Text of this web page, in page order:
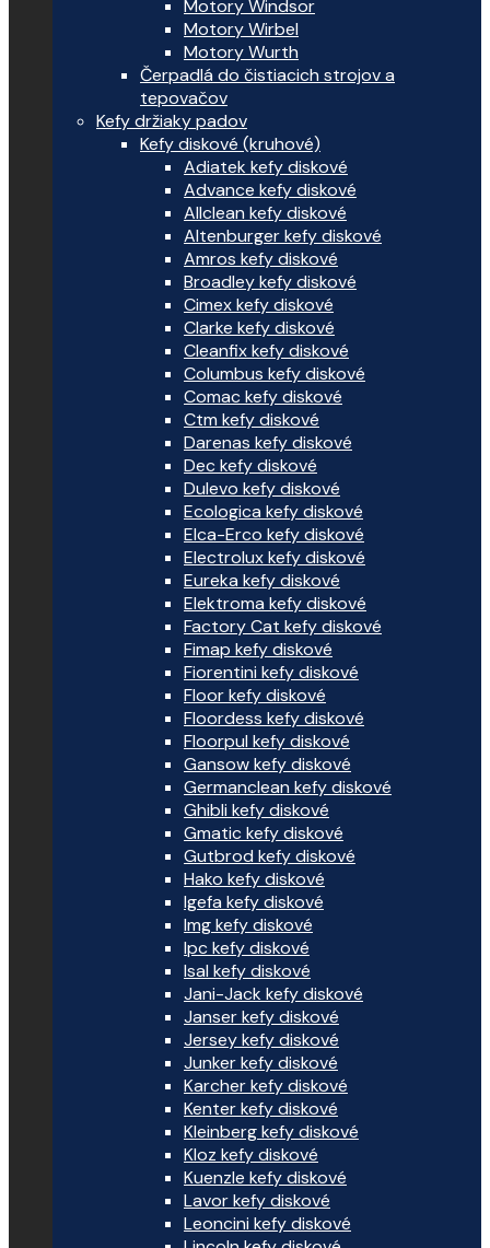
Motory Windsor
Motory Wirbel
Motory Wurth
Čerpadlá do čistiacich strojov a
tepovačov
Kefy držiaky padov
Kefy diskové (kruhové)
Adiatek kefy diskové
Advance kefy diskové
Allclean kefy diskové
Altenburger kefy diskové
Amros kefy diskové
Broadley kefy diskové
Cimex kefy diskové
Clarke kefy diskové
Cleanfix kefy diskové
Columbus kefy diskové
Comac kefy diskové
Ctm kefy diskové
Darenas kefy diskové
Dec kefy diskové
Dulevo kefy diskové
Ecologica kefy diskové
Elca-Erco kefy diskové
Electrolux kefy diskové
Eureka kefy diskové
Elektroma kefy diskové
Factory Cat kefy diskové
Fimap kefy diskové
Fiorentini kefy diskové
Floor kefy diskové
Floordess kefy diskové
Floorpul kefy diskové
Gansow kefy diskové
Germanclean kefy diskové
Ghibli kefy diskové
Gmatic kefy diskové
Gutbrod kefy diskové
Hako kefy diskové
Igefa kefy diskové
Img kefy diskové
Ipc kefy diskové
Isal kefy diskové
Jani-Jack kefy diskové
Janser kefy diskové
Jersey kefy diskové
Junker kefy diskové
Karcher kefy diskové
Kenter kefy diskové
Kleinberg kefy diskové
Kloz kefy diskové
Kuenzle kefy diskové
Lavor kefy diskové
Leoncini kefy diskové